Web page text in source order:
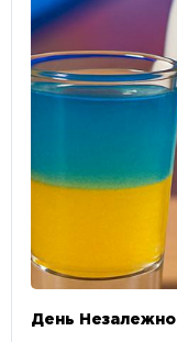
День